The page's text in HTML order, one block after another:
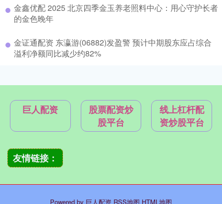
金鑫优配 2025 北京四季金玉养老照料中心：用心守护长者
的金色晚年
金证通配资 东瀛游(06882)发盈警 预计中期股东应占综合
溢利净额同比减少约82%
巨人配资
股票配资炒
股平台
线上杠杆配
资炒股平台
友情链接：
Powered by 巨人配资 RSS地图 HTML地图